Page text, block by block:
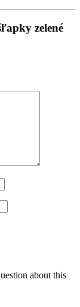
zelené
about this